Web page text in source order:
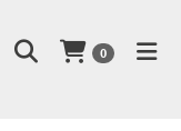
0